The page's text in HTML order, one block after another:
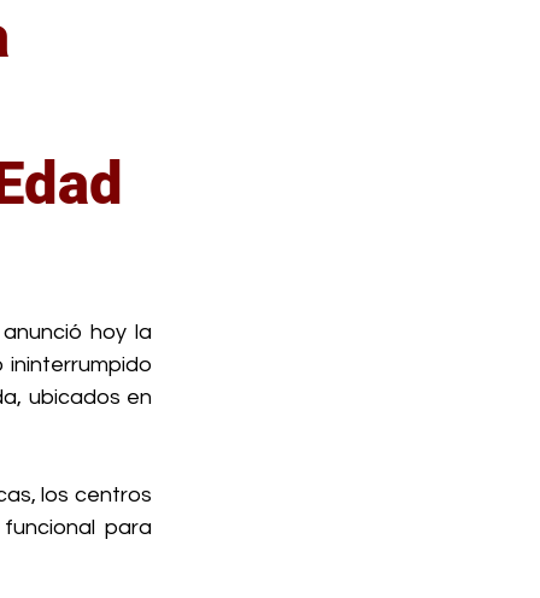
hoy la
ubicados en
los centros
para